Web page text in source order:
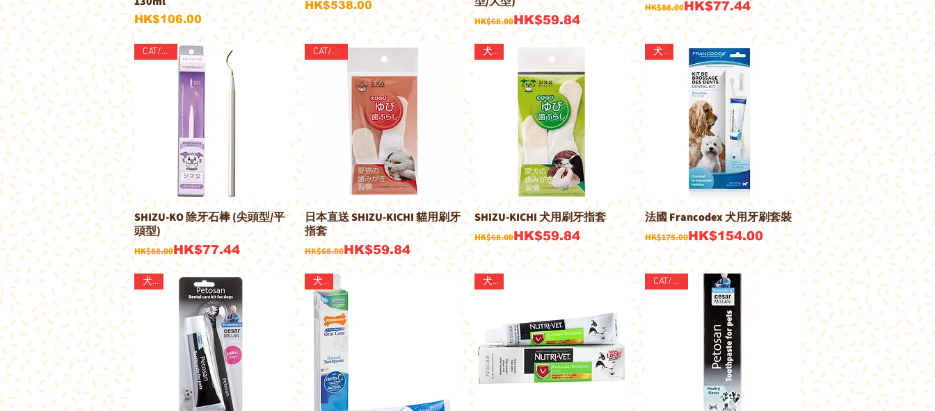
價格
HK$106.00
價格
HK$538.00
一般價格
HK$68.00
促銷價格HK$59.84
一般價格
HK$88.00
促銷價格HK$77.44
快速瀏覽
CAT/DOG
SHIZU-KO 除牙石棒 (尖頭型/平
頭型)
一般價格
HK$88.00
促銷價格HK$77.44
快速瀏覽
CAT/DOG
日本直送 SHIZU-KICHI 貓用刷牙
指套
一般價格
HK$68.00
促銷價格HK$59.84
快速瀏覽
犬用
SHIZU-KICHI 犬用刷牙指套
一般價格
HK$68.00
促銷價格HK$59.84
快速瀏覽
犬用
法國 Francodex 犬用牙刷套裝
一般價格
HK$175.00
促銷價格HK$154.00
犬用 犬用 犬用 CAT/DOG